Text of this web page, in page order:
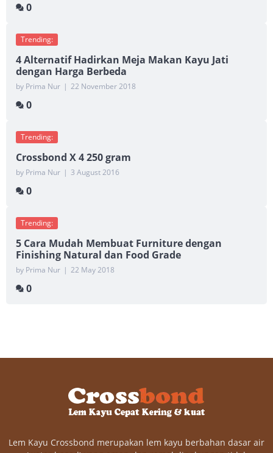
0
Trending:
4 Alternatif Hadirkan Meja Makan Kayu Jati
dengan Harga Berbeda
by Prima Nur | 22 November 2018
0
Trending:
Crossbond X 4 250 gram
by Prima Nur | 3 August 2016
0
Trending:
5 Cara Mudah Membuat Furniture dengan
Finishing Natural dan Food Grade
by Prima Nur | 22 May 2018
0
Lem Kayu Crossbond merupakan lem kayu berbahan dasar air